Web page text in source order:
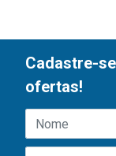
Cadastre-
ofertas!